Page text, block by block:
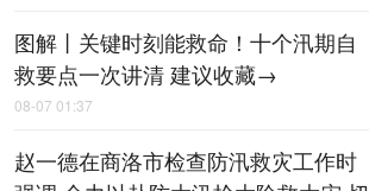
图解丨关键时刻能救命！十个汛期自
救要点一次讲清 建议收藏→
08-07 01:37
赵一德在商洛市检查防汛救灾工作时